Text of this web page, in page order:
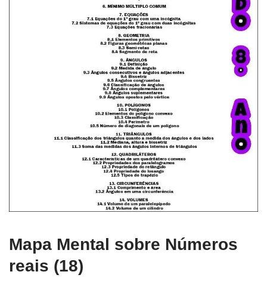
Mapa Mental sobre Números
reais (18)